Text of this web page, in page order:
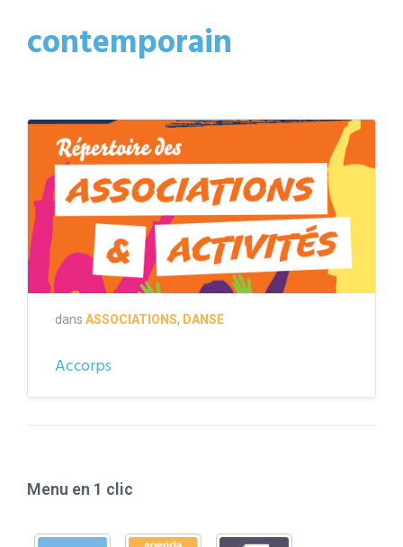
contemporain
couverture
répertoire
2021-
2022
dans ASSOCIATIONS, DANSE
Accorps
Menu en 1 clic